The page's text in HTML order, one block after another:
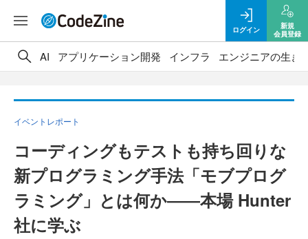
ログイン
新規
会員登録
AI アプリケーション開発 インフラ エンジニアの生き
イベントレポート
コーディングもテストも持ち回りな
新プログラミング手法「モブプログ
ラミング」とは何か――本場 Hunter
社に学ぶ